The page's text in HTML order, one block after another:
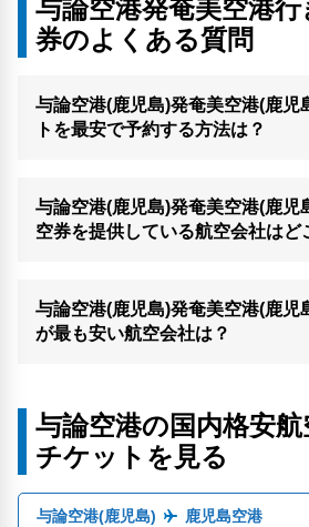
与論空港発奄美空港
券のよくある質問
与論空港(鹿児島)発奄美空港(鹿児
トを最安で予約する方法は？
与論空港(鹿児島)発奄美空港(鹿児
空券を提供している航空会社はど
与論空港(鹿児島)発奄美空港(鹿児
が最も安い航空会社は？
与論空港の国内格安
チケットを見る
与論空港(鹿児島) 鹿児島空港